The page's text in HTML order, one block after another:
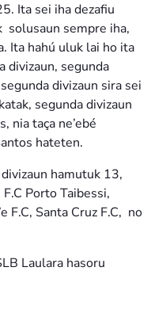
Ita sei iha dezafiu
solusaun sempre iha,
Ita hahú uluk lai ho ita
divizaun, segunda
divizaun sira sei
segunda divizaun
nia taça ne’ebé
hateten.
hamutuk 13,
Porto Taibessi,
F.C, Santa Cruz F.C, no
Laulara hasoru